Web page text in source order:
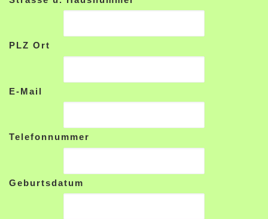
PLZ Ort
E-Mail
Telefonnummer
Geburtsdatum